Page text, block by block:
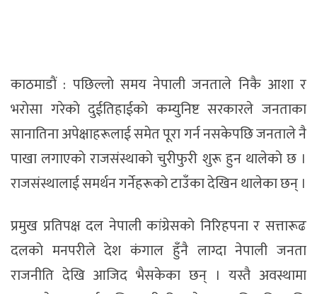
काठमाडाैं : पछिल्लाे समय नेपाली जनताले निकै आशा र
भराेसा गरेकाे दुईतिहाईकाे कम्युनिष्ट सरकारले जनताका
सानातिना अपेक्षाहरूलाई समेत पूरा गर्न नसकेपछि जनताले नै
पाखा लगाएकाे राजसंस्थाकाे चुरीफुरी शुरू हुन थालेकाे छ ।
राजसंस्थालाई समर्थन गर्नेहरूकाे टाउँका देखिन थालेका छन् ।
प्रमुख प्रतिपक्ष दल नेपाली कांग्रेसकाे निरिहपना र सत्तारूढ
दलकाे मनपरीले देश कंगाल हुँनै लाग्दा नेपाली जनता
राजनीति देखि आजिद भैसकेका छन् । यस्तै अवस्थामा